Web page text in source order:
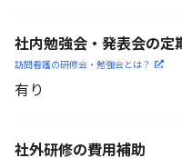
社内勉強会・発表会の定
訪問看護の研修会・勉強会とは？
有り
社外研修の費用補助